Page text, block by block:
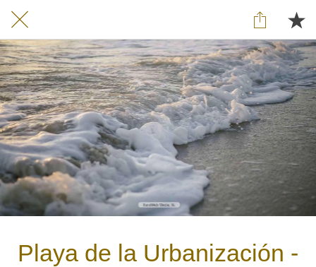
Playa de la Urbanización -